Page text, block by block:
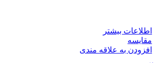
اطلاعات بیشتر
مقایسه
افزودن به علاقه مندی